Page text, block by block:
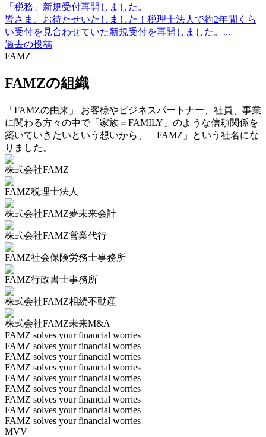
「税務」新規受付再開しました。
皆さま、お待たせいたしました！税理士法人で約2年間くら
い受付を見合わせていた新規受付を再開しました。...
過去の投稿
FAMZ
FAMZの組織
「FAMZの由来」 お客様やビジネスパートナー、社員、事業
に関わる方々の中で「家族＝FAMILY」のような信頼関係を
築いていきたいという想いから、「FAMZ」という社名にな
りました。
株式会社FAMZ
FAMZ税理士法人
株式会社FAMZ夢未来会計
株式会社FAMZ営業代行
FAMZ社会保険労務士事務所
FAMZ行政書士事務所
株式会社FAMZ相続不動産
株式会社FAMZ未来M&A
FAMZ solves your financial worries
FAMZ solves your financial worries
FAMZ solves your financial worries
FAMZ solves your financial worries
FAMZ solves your financial worries
FAMZ solves your financial worries
FAMZ solves your financial worries
FAMZ solves your financial worries
FAMZ solves your financial worries
MVV